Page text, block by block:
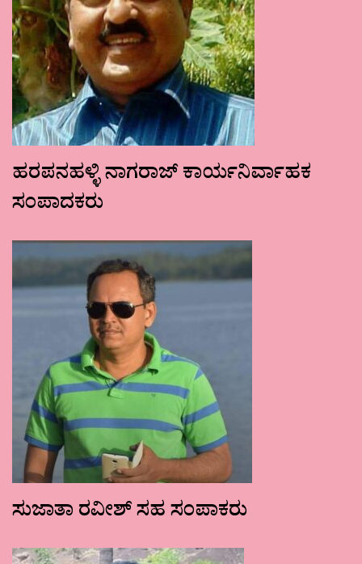
ಹರಪನಹಳ್ಳಿ ನಾಗರಾಜ್ ಕಾರ್ಯನಿರ್ವಾಹಕ
ಸಂಪಾದಕರು
ಸುಜಾತಾ ರವೀಶ್ ಸಹ ಸಂಪಾಕರು